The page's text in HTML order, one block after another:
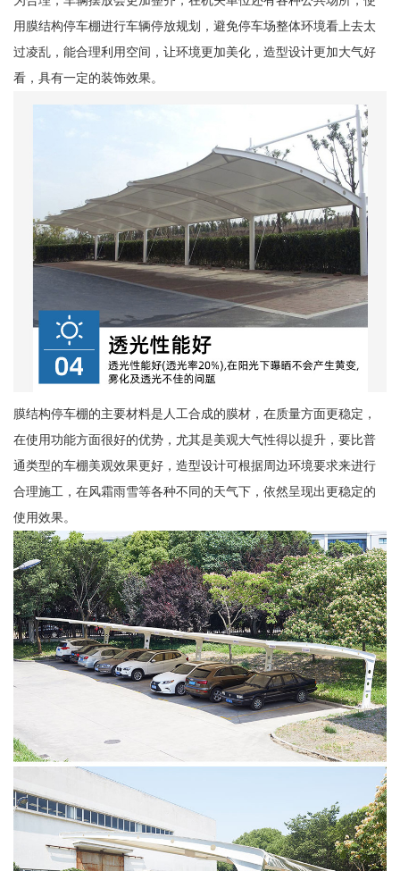
用膜结构停车棚进行车辆停放规划，避免停车场整体环境看上去太
过凌乱，能合理利用空间，让环境更加美化，造型设计更加大气好
看，具有一定的装饰效果。
膜结构停车棚的主要材料是人工合成的膜材，在质量方面更稳定，
在使用功能方面很好的优势，尤其是美观大气性得以提升，要比普
通类型的车棚美观效果更好，造型设计可根据周边环境要求来进行
合理施工，在风霜雨雪等各种不同的天气下，依然呈现出更稳定的
使用效果。